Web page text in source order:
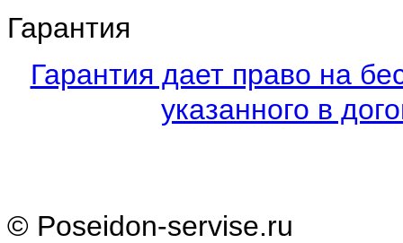
Гарантия
Гарантия дает право на
указанного в
© Poseidon-servise.ru